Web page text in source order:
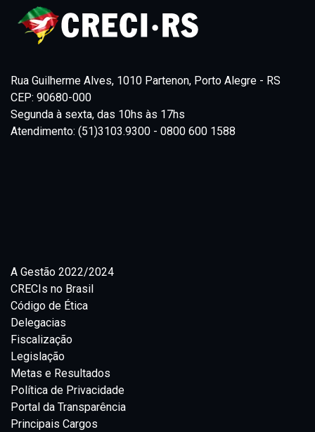
Rua Guilherme Alves, 1010 Partenon, Porto Alegre - RS
CEP: 90680-000
Segunda à sexta, das 10hs às 17hs
Atendimento: (51)3103.9300 - 0800 600 1588
A Gestão 2022/2024
CRECIs no Brasil
Código de Ética
Delegacias
Fiscalização
Legislação
Metas e Resultados
Política de Privacidade
Portal da Transparência
Principais Cargos